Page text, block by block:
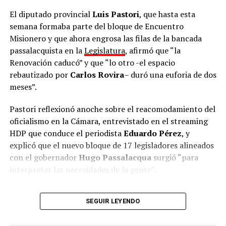
posible, y hoy empezamos a construirla”, remarcó.
De cara al proceso electoral, el presidente del partido
fue tajante sobre los adversarios locales: “La mona,
aunque se vista de seda, mona queda. Van a ponerse el
nombre que quieran, a cambiarse de nombre, pero
representan lo mismo. Nosotros somos lo opuesto,
responsabilidad de construir una alternativa clara que
represente el cambio”.
La Escuela de Dirigentes continuará con un ciclo de
capacitaciones orientadas a dotar de herramientas a
los futuros concejales, intendentes y equipos de
El diputado provincialLuis Pastori, que hasta esta
semana formaba parte del bloque de Encuentro
Misionero y que ahora engrosa las filas de la bancada
passalacquista en laLegislatura, afirmó que “la
Renovación caducó” y que “lo otro -el espacio
rebautizado por Carlos Rovira– duró una euforia de dos
meses”.
Pastori reflexionó anoche sobre el reacomodamiento del
oficialismo en la Cámara, entrevistado en el streaming
HDP que conduce el periodistaEduardo Pérez, y
explicó que el nuevo bloque de 17 legisladores alineados
con el gobernadorHugo Passalacquasurgió “para
interpretar las necesidades de la gente”.
“La política tiene la responsabilidad de interpretar la
necesidad de la gente y transformarla en soluciones”,
SEGUIR LEYENDO